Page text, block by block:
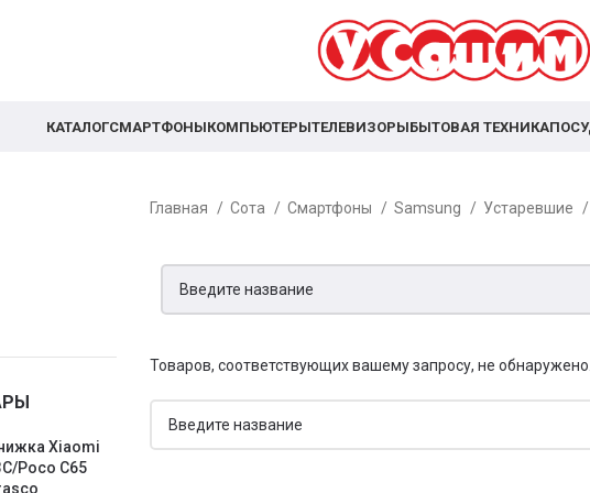
КАТАЛОГСМАРТФОНЫКОМПЬЮТЕРЫТЕЛЕВИЗОРЫБЫТОВАЯ ТЕХНИКА
Xiaomi
Poco C65
Главная Сота Смартфоны Samsung Устаревшие
Товаров, соответствующих вашему запросу, не обнаружено.